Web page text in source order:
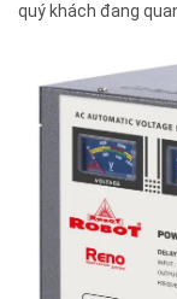
quý khách đang